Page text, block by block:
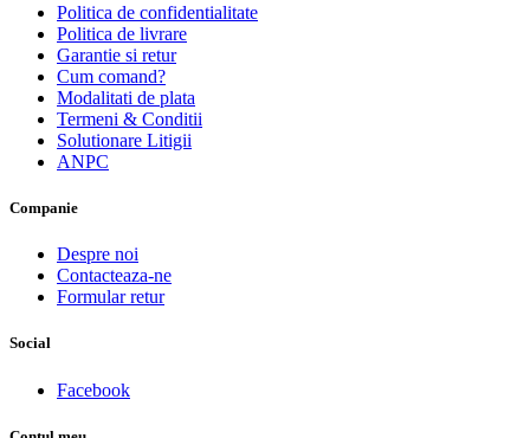
Politica de confidentialitate
Politica de livrare
Garantie si retur
Cum comand?
Modalitati de plata
Termeni & Conditii
Solutionare Litigii
ANPC
Companie
Despre noi
Contacteaza-ne
Formular retur
Social
Facebook